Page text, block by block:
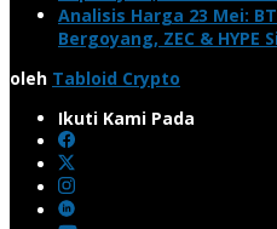
Analisis Harga 23 Mei:
Bergoyang, ZEC & HYPE
oleh Tabloid Crypto
Ikuti Kami Pada